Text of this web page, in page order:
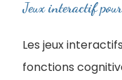
Jeux interactif
Les jeux
fonctions